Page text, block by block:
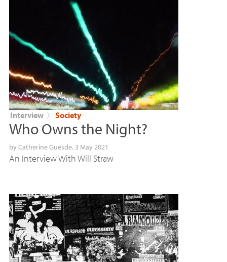
Interview 〉 Society
Who Owns the Night?
byCatherine Guesde, 3 May 2021
An Interview With Will Straw